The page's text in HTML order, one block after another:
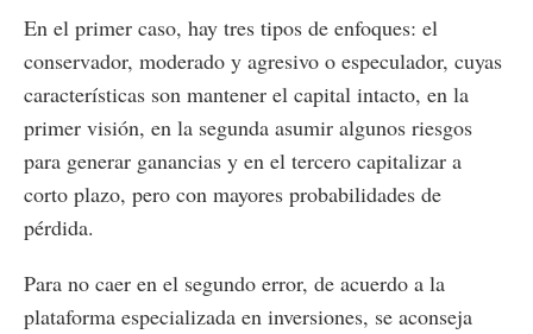
En el primer caso, hay tres tipos de enfoques: el
conservador, moderado y agresivo o especulador, cuyas
características son mantener el capital intacto, en la
primer visión, en la segunda asumir algunos riesgos
para generar ganancias y en el tercero capitalizar a
corto plazo, pero con mayores probabilidades de
pérdida.
Para no caer en el segundo error, de acuerdo a la
plataforma especializada en inversiones, se aconseja